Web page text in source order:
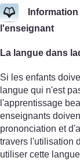
l'enseignant
La langue dans
Si les enfants
langue qui n'est
l'apprentissage
enseignants
prononciation et
travers l'utilisation
utiliser cette